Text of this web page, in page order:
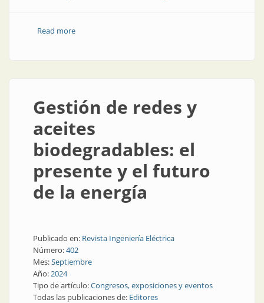
Read moreabout Desde Córdoba y con transmisión directa a
Gestión de redes y
aceites
biodegradables: el
presente y el futuro
de la energía
Publicado en: Revista Ingeniería Eléctrica
Número:402
Mes:Septiembre
Año:2024
Tipo de artículo:Congresos, exposiciones y eventos
Todas las publicaciones de: Editores